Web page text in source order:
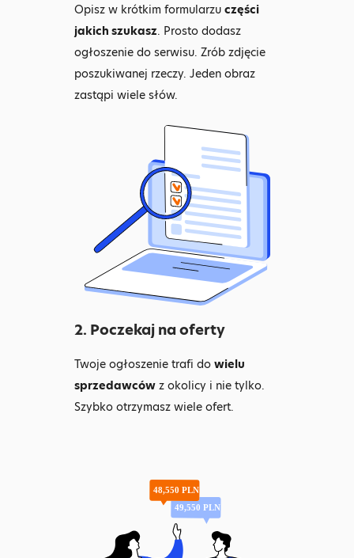
Opisz w krótkim formularzu części
jakich szukasz. Prosto dodasz
ogłoszenie do serwisu. Zrób zdjęcie
poszukiwanej rzeczy. Jeden obraz
zastąpi wiele słów.
2. Poczekaj na oferty
Twoje ogłoszenie trafi do wielu
sprzedawców z okolicy i nie tylko.
Szybko otrzymasz wiele ofert.